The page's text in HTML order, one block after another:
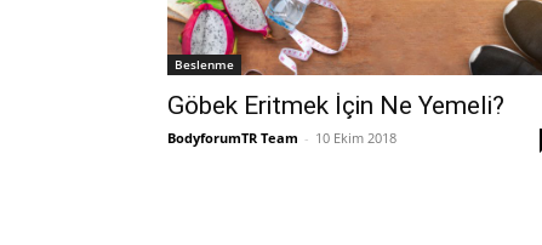
Beslenme
Göbek Eritmek İçin Ne Yemeli?
BodyforumTR Team - 10 Ekim 2018